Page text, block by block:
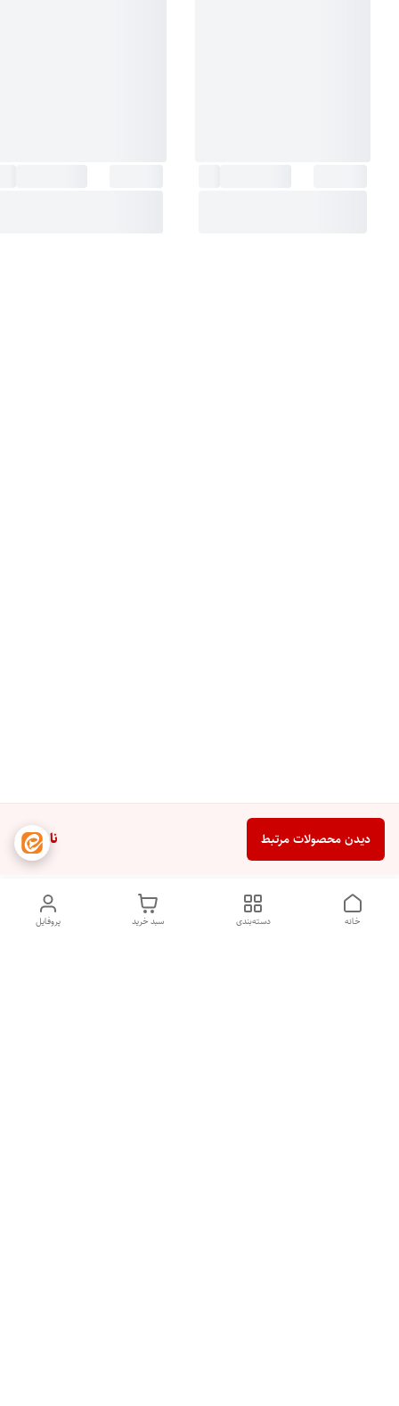
ناموجود دیدن محصولات مرتبط
پروفایل سبد خرید دسته‌بندی خانه